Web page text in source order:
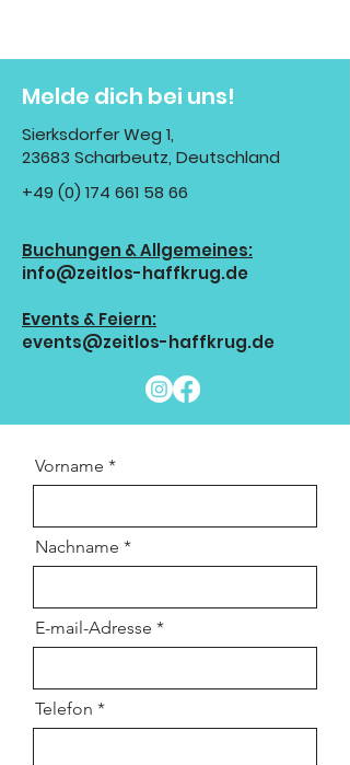
Melde dich bei uns!
Sierksdorfer Weg 1,
23683 Scharbeutz, Deutschland
+49 (0) 174 661 58 66
Buchungen & Allgemeines:
info@zeitlos-haffkrug.de
Events & Feiern:
events@zeitlos-haffkrug.de
Vorname
Nachname
E-mail-Adresse
Telefon